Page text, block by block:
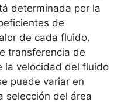
determinada por la
de
de cada fluido.
transferencia de
la velocidad del fluido
puede variar en
selección del área